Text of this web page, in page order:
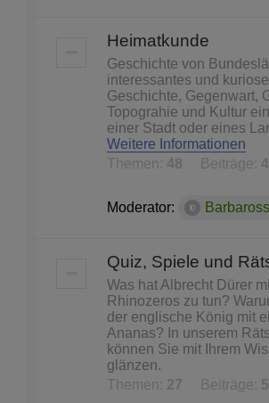
Heimatkunde
Geschichte von
interessantes und
Geschichte, Gegenwart,
Topograhie und Kultur
einer Stadt oder eines
Weitere Informationen
Themen: 48 Beiträge:
Moderator:
Quiz, Spiele und
Was hat Albrecht Dürer
Rhinozeros zu tun?
der englische König mit
Ananas? In unserem
können Sie mit Ihrem
glänzen.
Themen: 27 Beiträge: